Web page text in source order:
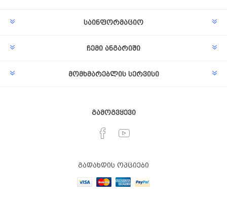
საინფორმაციო
ჩემი ანგარიში
მომხმარებლის სერვისი
გამოგვყევი
გადახდის ოპციები